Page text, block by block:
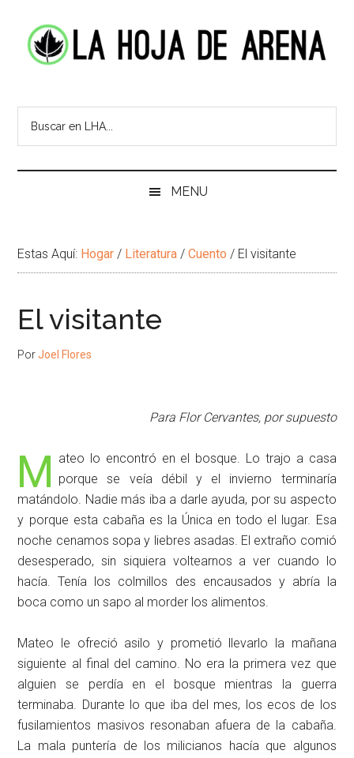
secondary
PrincipalHoja
de
de
temas
MENU
Estas Aquí: Hogar / Literatura / Cuento / El visitante
El visitante
PorJoel Flores
Para Flor Cervantes, por supuesto
M ateo lo encontró en el bosque. Lo trajo a casa
porque se veía débil y el invierno terminaría
matándolo. Nadie más iba a darle ayuda, por su aspecto
y porque esta cabaña es la Única en todo el lugar. Esa
noche cenamos sopa y liebres asadas. El extraño comió
desesperado, sin siquiera voltearnos a ver cuando lo
hacía. Tenía los colmillos des encausados y abría la
boca como un sapo al morder los alimentos.
Mateo le ofreció asilo y prometió llevarlo la mañana
siguiente al final del camino. No era la primera vez que
alguien se perdía en el bosque mientras la guerra
terminaba. Durante lo que iba del mes, los ecos de los
fusilamientos masivos resonaban afuera de la cabaña.
La mala puntería de los milicianos hacía que algunos